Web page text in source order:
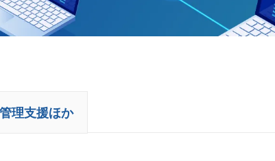
理支援ほか